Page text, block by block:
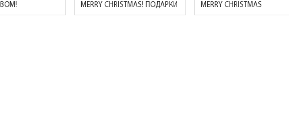
MERRY CHRISTMAS! ПОДАРКИ MERRY CHRISTMAS